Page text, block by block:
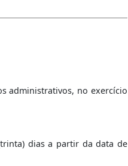
administrativos, no exercício
dias a partir da data de